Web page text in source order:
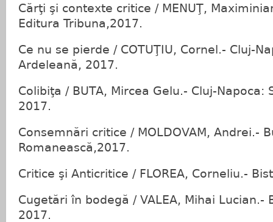
Cărţi şi contexte critice / MENUŢ,
Editura Tribuna,2017.
Ce nu se pierde / COTUŢIU, Cornel.- Cluj-
Ardeleană, 2017.
Colibiţa / BUTA, Mircea Gelu.- Cluj-Napoca:
2017.
Consemnări critice / MOLDOVAM, Andrei.-
Romanească,2017.
Critice şi Anticritice / FLOREA, Corneliu.-
Cugetări în bodegă / VALEA, Mihai Lucian.-
2017.